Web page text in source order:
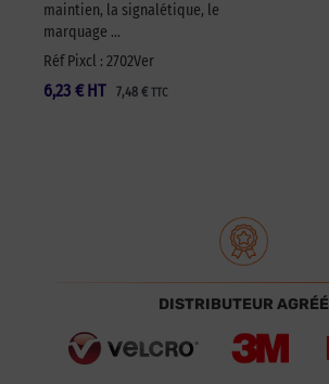
maintien, la signalétique, le
marquage …
Réf Pixcl : 2702Ver
6,23 € 7,48 € TTC
HT
DISTRIBUTEUR AGRÉÉ